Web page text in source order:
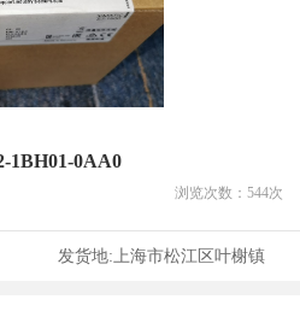
1BH01-0AA0
浏览次数： 544次
发货地: 上海市松江区叶榭镇